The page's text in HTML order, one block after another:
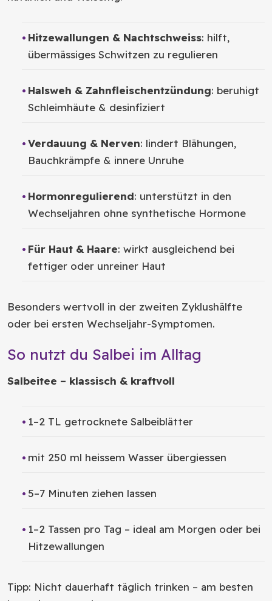
Hitzewallungen & Nachtschweiss: hilft,
übermässiges Schwitzen zu regulieren
Halsweh & Zahnfleischentzündung: beruhigt
Schleimhäute & desinfiziert
Verdauung & Nerven: lindert Blähungen,
Bauchkrämpfe & innere Unruhe
Hormonregulierend: unterstützt in den
Wechseljahren ohne synthetische Hormone
Für Haut & Haare: wirkt ausgleichend bei
fettiger oder unreiner Haut
Besonders wertvoll in der zweiten Zyklushälfte
oder bei ersten Wechseljahr-Symptomen.
So nutzt du Salbei im Alltag
Salbeitee – klassisch & kraftvoll
1–2 TL getrocknete Salbeiblätter
mit 250 ml heissem Wasser übergiessen
5–7 Minuten ziehen lassen
1–2 Tassen pro Tag – ideal am Morgen oder bei
Hitzewallungen
Tipp: Nicht dauerhaft täglich trinken – am besten